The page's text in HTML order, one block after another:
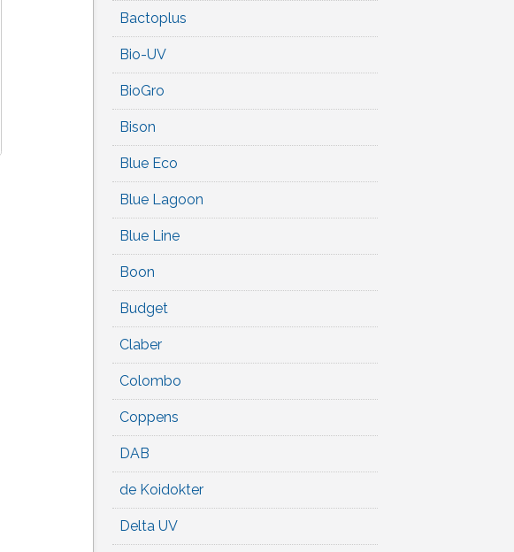
Bactoplus
Bio-UV
BioGro
Bison
Blue Eco
Blue Lagoon
Blue Line
Boon
Budget
Claber
Colombo
Coppens
DAB
de Koidokter
Delta UV